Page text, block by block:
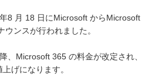
8 月 18 日にMicrosoft からMicrosoft
ンスが行われました。
、Microsoft 365 の料金が改定され、
げになります。